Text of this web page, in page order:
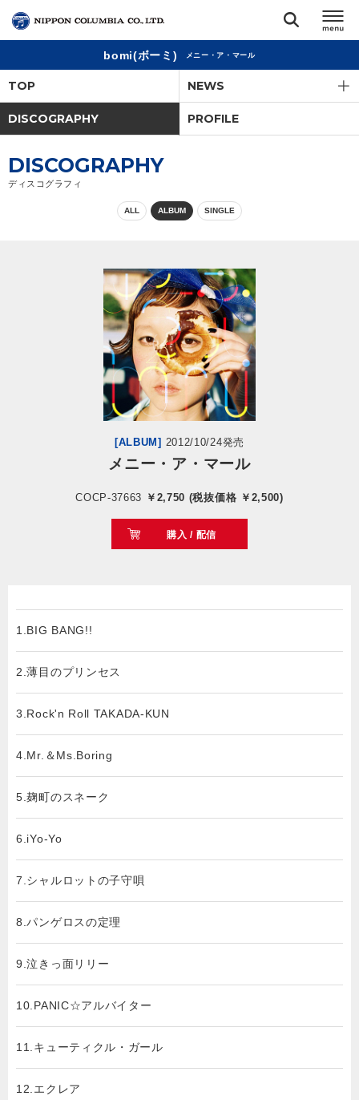
閉じる
アーティスト
閉じる
bomi(ボーミ) メニー・ア・マール
TOP NEWS
DISCOGRAPHY PROFILE
DISCOGRAPHY
ディスコグラフィ
ALL ALBUM SINGLE
[ALBUM] 2012/10/24発売
メニー・ア・マール
COCP-37663 ￥2,750 (税抜価格 ￥2,500)
購入 / 配信
1.BIG BANG!!
2.薄目のプリンセス
3.Rock'n Roll TAKADA-KUN
4.Mr.＆Ms.Boring
5.麹町のスネーク
6.iYo-Yo
7.シャルロットの子守唄
8.パンゲロスの定理
9.泣きっ面リリー
10.PANIC☆アルバイター
11.キューティクル・ガール
12.エクレア